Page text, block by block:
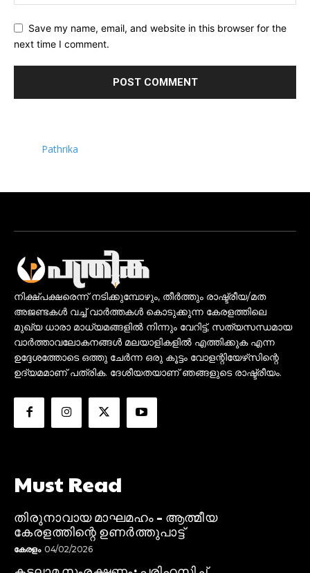
Save my name, email, and website in this browser for the
next time I comment.
Pathrika
നിക്ഷ്പക്ഷരെന്ന് നടിക്കുമ്പോഴും, തീർത്തും രാഷ്ട്രീയ/മത
അജണ്ടകൾ വച്ച് വാർത്തകൾ കൊടുക്കുന്ന കേരളത്തിലെ
മുഖ്യ ധാരാ മാധ്യമങ്ങളിൽ നിന്നും വേറിട്ട്, സത്യസന്ധമായ
വാർത്താവലോകനങ്ങൾ മലയാളികളിൽ എത്തിക്കുക എന്ന
ഉദ്ദേശത്തോടെ ഒത്തു ചേർന്ന ഒരു കൂട്ടം വോളന്റിയേഴ്‌സിന്റെ
ഉദ്യമമാണ് പത്രിക. ദേശീയതയാണ് ഞങ്ങളുടെ രാഷ്ട്രീയം.
Must Read
തിരുനാവായ മാഘമഹം – ആത്മീയ
കേരളത്തിന്റെ ഉണർത്തുപാട്ട്
കേരളം 04/02/2026